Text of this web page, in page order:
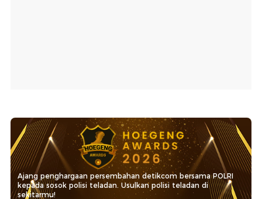
Ajang penghargaan persembahan detikcom bersama POLRI
kepada sosok polisi teladan. Usulkan polisi teladan di
sekitarmu!